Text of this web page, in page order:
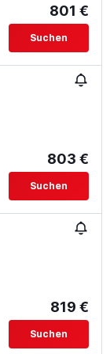
801 €
Suchen
803 €
Suchen
819 €
Suchen